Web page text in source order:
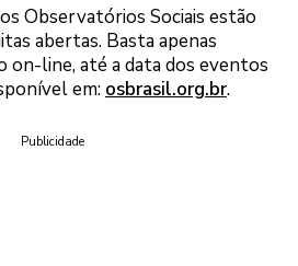
Observatórios Sociais estão
abertas. Basta apenas
on-line, até a data dos eventos
em: osbrasil.org.br.
Publicidade